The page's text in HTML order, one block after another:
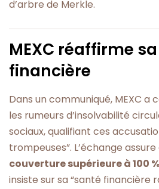
d’arbre de Merkle.
MEXC réaffirme
financière
Dans un communiqué, MEXC
les rumeurs d’insolvabilité
sociaux, qualifiant ces
trompeuses”. L’échange assure
couverture supérieure à 100 %
insiste sur sa “santé financière